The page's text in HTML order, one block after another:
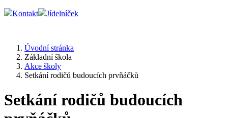
Kontakt Jídelníček
Úvodní stránka
Základní škola
Akce školy
Setkání rodičů budoucích prvňáčků
Setkání rodičů budoucích